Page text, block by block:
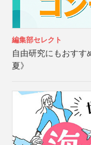
編集部セレクト
自由研究にもおすす
夏》